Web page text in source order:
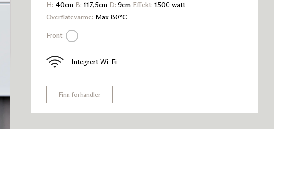
H: 40cm B: 117,5cm D: 9cm Effekt: 1500 watt
Overflatevarme: Max 80°C
Front:
Integrert Wi-Fi
Finn forhandler